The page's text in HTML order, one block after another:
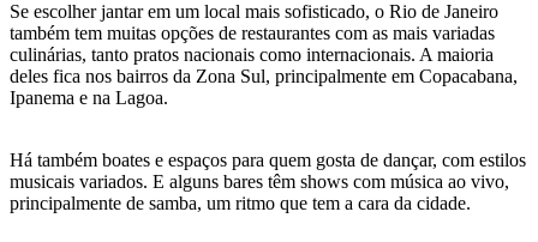
Se escolher jantar em um local mais sofisticado, o Rio de Janeiro
também tem muitas opções de restaurantes com as mais variadas
culinárias, tanto pratos nacionais como internacionais. A maioria
deles fica nos bairros da Zona Sul, principalmente em Copacabana,
Ipanema e na Lagoa.
Há também boates e espaços para quem gosta de dançar, com estilos
musicais variados. E alguns bares têm shows com música ao vivo,
principalmente de samba, um ritmo que tem a cara da cidade.